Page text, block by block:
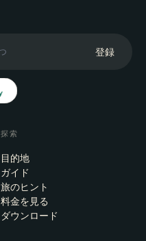
登録
探索
目的地
ガイド
旅のヒント
料金を見る
ダウンロード